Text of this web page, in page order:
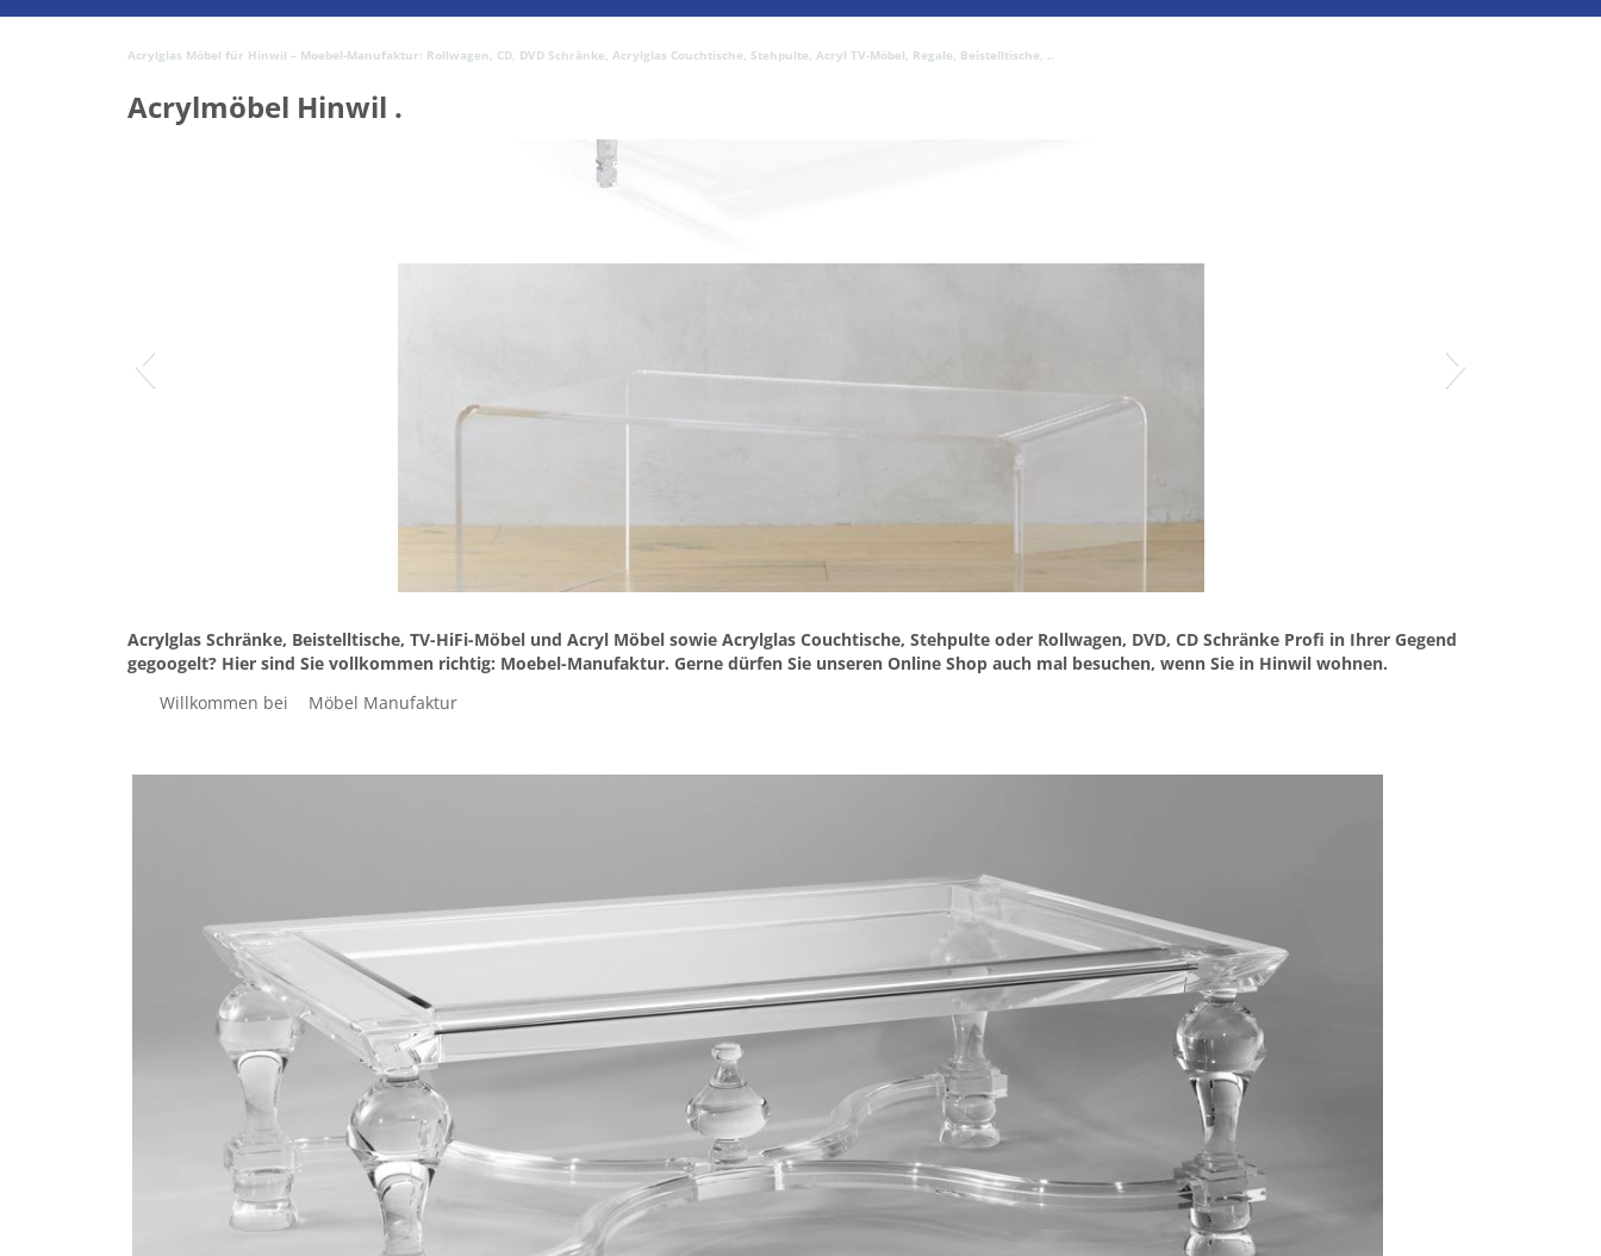
Acrylglas Möbel für Hinwil – Moebel-Manufaktur: Rollwagen, CD, DVD Schränke, Acrylglas Couchtische, Stehpulte, Acryl TV-Möbel, Regale, Beistelltische, ..
Acrylmöbel Hinwil .
Acrylglas Schränke, Beistelltische, TV-HiFi-Möbel und Acryl Möbel sowie Acrylglas Couchtische, Stehpulte oder Rollwagen, DVD, CD Schränke Profi in Ihrer Gegend
gegoogelt? Hier sind Sie vollkommen richtig: Moebel-Manufaktur. Gerne dürfen Sie unseren Online Shop auch mal besuchen, wenn Sie in Hinwil wohnen.
Willkommen bei
Möbel Manufaktur